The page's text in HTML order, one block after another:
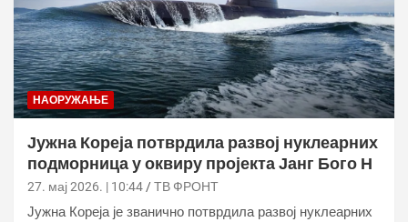
НАОРУЖАЊЕ
Јужна Кореја потврдила развој нуклеарних
подморница у оквиру пројекта Јанг Бого Н
27. мај 2026. | 10:44 ТВ ФРОНТ
Јужна Кореја је званично потврдила развој нуклеарних